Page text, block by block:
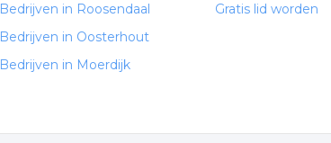
Bedrijven in Roosendaal
Bedrijven in Oosterhout
Bedrijven in Moerdijk
Gratis lid worden